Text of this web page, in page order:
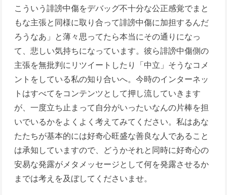
こういう誹謗中傷をデバッグ不十分な公正感覚でまと
もな主張と同様に取り合って誹謗中傷に加担するんだ
ろうなあ」と薄々思ってたら本当にその通りになっ
て、悲しい気持ちになっています。彼ら誹謗中傷側の
主張を無批判にリツイートしたり「中立」そうなコメ
ントをしている私の知り合いへ。今時のインターネッ
トはすべてをコンテンツとして押し流していきます
が、一度立ち止まって自分がいったいなんの片棒を担
いでいるかをよくよく考えてみてください。私はあな
たたちが基本的には好奇心旺盛な善良な人であること
は承知していますので、どうかそれと同時に好奇心の
安易な発露がメタメッセージとして何を発露させるか
までは考えを及ぼしてくださいませ。